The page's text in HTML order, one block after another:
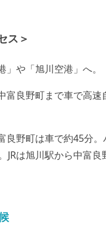
ス＞
や「旭川空港」へ。
富良野町まで車で高
良野町は車で約45分
JRは旭川駅から中富